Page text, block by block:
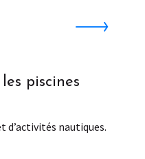
piscines
d’activités nautiques.